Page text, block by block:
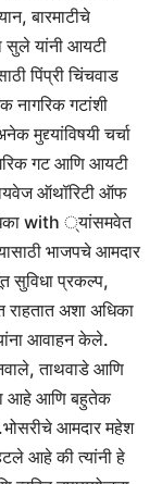
बारमाटीचे
सुले यांनी आयटी
पिंप्री चिंचवाड
नागरिक गटांशी
मुद्द्यांविषयी चर्चा
गट आणि आयटी
ऑथॉरिटी ऑफ
with ्यांसमवेत
भाजपचे आमदार
सुविधा प्रकल्प,
राहतात अशा अधिका
आवाहन केले.
ताथवाडे आणि
आहे आणि बहुतेक
भोसरीचे आमदार महेश
आहे की त्यांनी हे